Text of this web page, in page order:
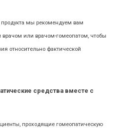
мы рекомендуем вам
врачом или врачом-гомеопатом, чтобы
относительно фактической
средства вместе с
проходящие гомеопатическую